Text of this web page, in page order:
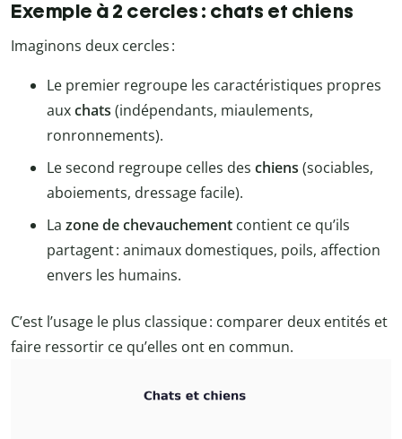
Exemple à 2 cercles : chats et chiens
Imaginons deux cercles :
Le premier regroupe les caractéristiques propres
auxchats (indépendants, miaulements,
ronronnements).
Le second regroupe celles des chiens (sociables,
aboiements, dressage facile).
La zone de chevauchement contient ce qu’ils
partagent : animaux domestiques, poils, affection
envers les humains.
C’est l’usage le plus classique : comparer deux entités et
faire ressortir ce qu’elles ont en commun.